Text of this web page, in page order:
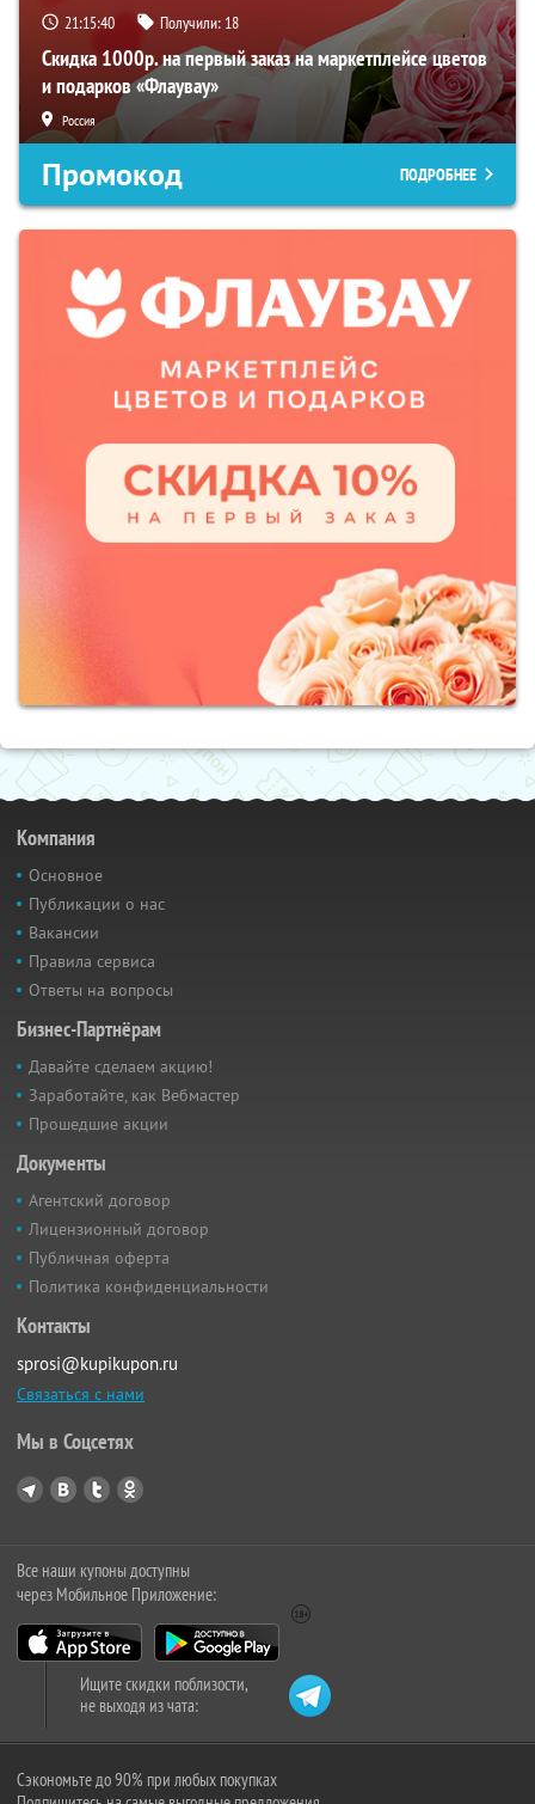
21:15:39 Получили: 18
Скидка 1000р. на первый заказ на маркетплейсе цветов
и подарков «Флаувау»
Россия
Промокод ПОДРОБНЕЕ
Компания
Основное
Публикации о нас
Вакансии
Правила сервиса
Ответы на вопросы
Бизнес-Партнёрам
Давайте сделаем акцию!
Заработайте, как Вебмастер
Прошедшие акции
Документы
Агентский договор
Лицензионный договор
Публичная оферта
Политика конфиденциальности
Контакты
sprosi@kupikupon.ru
Связаться с нами
Мы в Соцсетях
Все наши купоны доступны
через Мобильное Приложение:
Ищите скидки поблизости,
не выходя из чата:
Сэкономьте до 90% при любых покупках